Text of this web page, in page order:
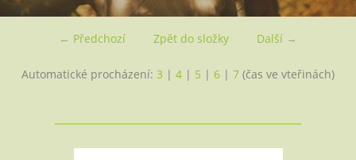
← Předchozí Další →
Zpět do složky
Automatické procházení: 3 | 4 | 5 | 6 | 7 (čas ve vteřinách)